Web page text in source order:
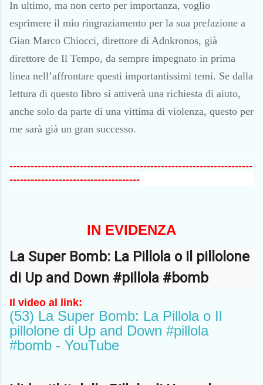
In ultimo, ma non certo per importanza, voglio
esprimere il mio ringraziamento per la sua prefazione a
Gian Marco Chiocci, direttore di Adnkronos, già
direttore de Il Tempo, da sempre impegnato in prima
linea nell’affrontare questi importantissimi temi. Se dalla
lettura di questo libro si attiverà una richiesta di aiuto,
anche solo da parte di una vittima di violenza, questo per
me sarà già un gran successo.
---------------------------------------------------------------------
-------------------------------------
IN EVIDENZA
La Super Bomb: La Pillola o Il pillolone
di Up and Down #pillola #bomb
Il video al link:
(53) La Super Bomb: La Pillola o Il
pillolone di Up and Down #pillola
#bomb - YouTube